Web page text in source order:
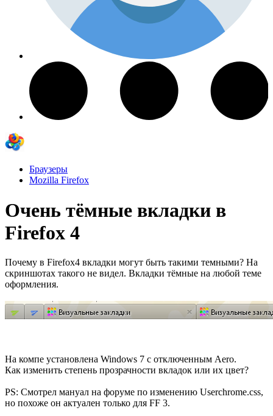
Браузеры
Mozilla Firefox
Очень тёмные вкладки в
Firefox 4
Почему в Firefox4 вкладки могут быть такими темными? На
скриншотах такого не видел. Вкладки тёмные на любой теме
оформления.
На компе установлена Windows 7 с отключенным Aero.
Как изменить степень прозрачности вкладок или их цвет?
PS: Смотрел мануал на форуме по изменению Userchrome.css,
но похоже он актуален только для FF 3.